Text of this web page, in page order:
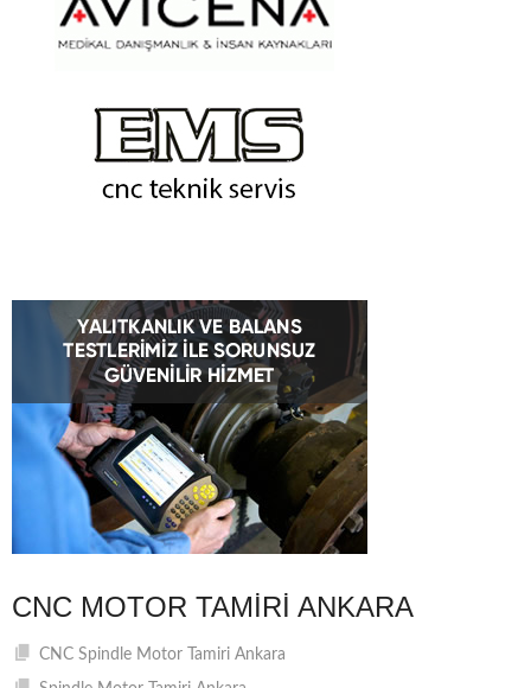
CNC MOTOR TAMIRI ANKARA
CNC Spindle Motor Tamiri Ankara